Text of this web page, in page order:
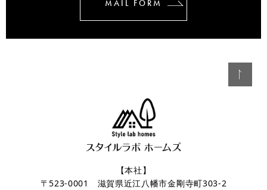
MAIL FORM
【本社】
〒523-0001 滋賀県近江八幡市金剛寺町303-2